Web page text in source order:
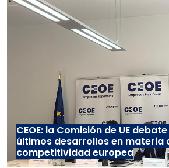
CEOE: la Comisión de UE
últimos desarrollos en materia
competitividad europea